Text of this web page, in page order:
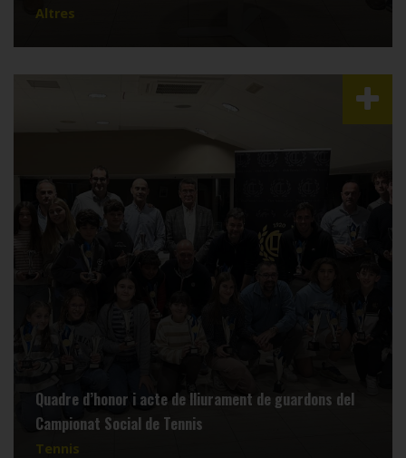
Altres
Quadre d’honor i acte de lliurament de guardons del
Campionat Social de Tennis
Tennis